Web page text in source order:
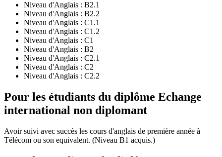
Niveau d'Anglais : B2.1
Niveau d'Anglais : B2.2
Niveau d'Anglais : C1.1
Niveau d'Anglais : C1.2
Niveau d'Anglais : C1
Niveau d'Anglais : B2
Niveau d'Anglais : C2.1
Niveau d'Anglais : C2
Niveau d'Anglais : C2.2
Pour les étudiants du diplôme Echange
international non diplomant
Avoir suivi avec succès les cours d'anglais de première année à
Télécom ou son equivalent. (Niveau B1 acquis.)